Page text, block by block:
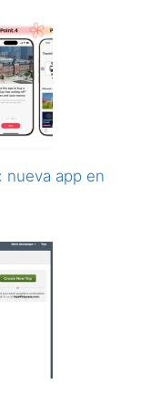
nueva app en